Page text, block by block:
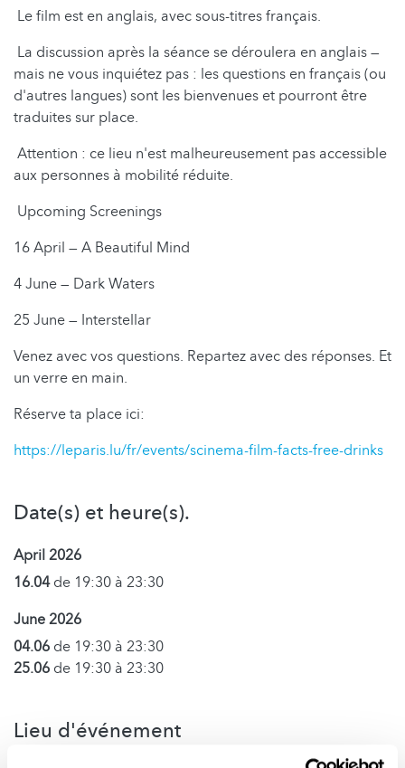
Le film est en anglais, avec sous-titres français.
La discussion après la séance se déroulera en anglais —
mais ne vous inquiétez pas : les questions en français (ou
d'autres langues) sont les bienvenues et pourront être
traduites sur place.
Attention : ce lieu n'est malheureusement pas accessible
aux personnes à mobilité réduite.
Upcoming Screenings
16 April — A Beautiful Mind
4 June — Dark Waters
25 June — Interstellar
Venez avec vos questions. Repartez avec des réponses. Et
un verre en main.
Réserve ta place ici:
https://leparis.lu/fr/events/scinema-film-facts-free-drinks
Date(s) et heure(s).
April 2026
16.04de 19:30 à 23:30
June 2026
04.06 de 19:30 à 23:30
25.06 de 19:30 à 23:30
Lieu d'événement